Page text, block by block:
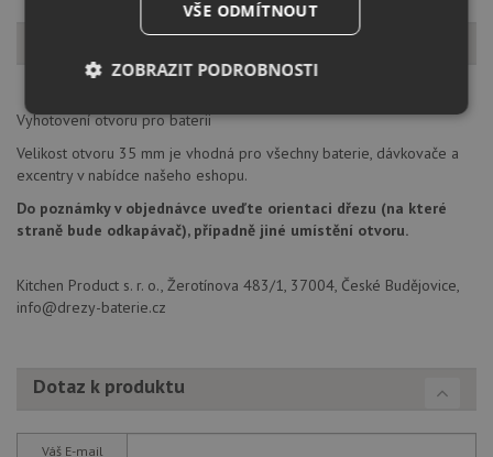
Popis produktu
Vyhotovení otvoru pro baterii
Velikost otvoru 35 mm je vhodná pro všechny baterie, dávkovače a
excentry v nabídce našeho eshopu.
Do poznámky v objednávce uveďte orientaci dřezu (na které
straně bude odkapávač), případně jiné umístění otvoru.
Kitchen Product s. r. o., Žerotínova 483/1, 37004, České Budějovice,
info@drezy-baterie.cz
Dotaz k produktu
Váš E-mail
VŠE ODMÍTNOUT
ZOBRAZIT PODROBNOSTI
Nezbytně
nutné
soubory
Výkonové
Soubory
Funkční soubory
Nezařazené